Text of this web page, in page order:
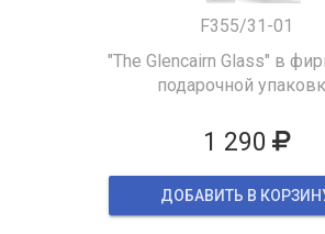
F355/31-01
"The Glencairn Glass" в
подарочной
1 290
ДОБАВИТЬ В